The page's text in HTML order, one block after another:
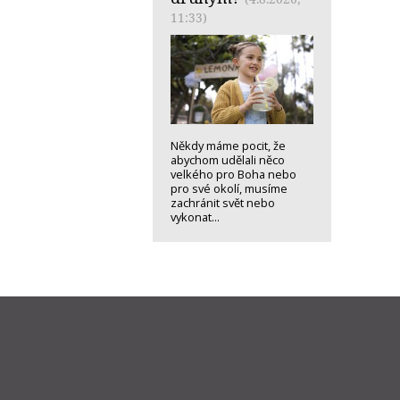
11:33)
Někdy máme pocit, že
abychom udělali něco
velkého pro Boha nebo
pro své okolí, musíme
zachránit svět nebo
vykonat...